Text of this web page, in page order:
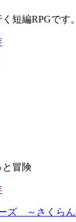
短編RPGです。
冒険